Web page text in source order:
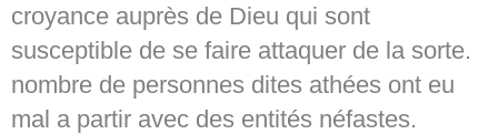
croyance auprès de Dieu qui sont
susceptible de se faire attaquer de la sorte.
nombre de personnes dites athées ont eu
mal a partir avec des entités néfastes.